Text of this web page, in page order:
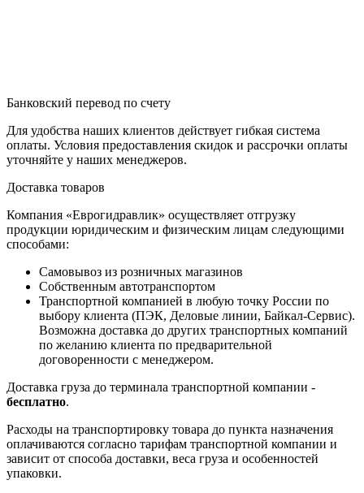
Банковский перевод по счету
Для удобства наших клиентов действует гибкая система
оплаты. Условия предоставления скидок и рассрочки оплаты
уточняйте у наших менеджеров.
Доставка товаров
Компания «Еврогидравлик» осуществляет отгрузку
продукции юридическим и физическим лицам следующими
способами:
Самовывоз из розничных магазинов
Собственным автотранспортом
Транспортной компанией в любую точку России по
выбору клиента (ПЭК, Деловые линии, Байкал-Сервис).
Возможна доставка до других транспортных компаний
по желанию клиента по предварительной
договоренности с менеджером.
Доставка груза до терминала транспортной компании -
бесплатно.
Расходы на транспортировку товара до пункта назначения
оплачиваются согласно тарифам транспортной компании и
зависит от способа доставки, веса груза и особенностей
упаковки.